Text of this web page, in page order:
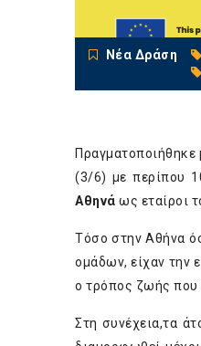
Νέα Δράση
(3/6) με περίπου
Αθηνά ως εταίροι
Τόσο στην Αθήνα
ομάδων, είχαν την
ο τρόπος ζωής που
Στη συνέχεια,τα